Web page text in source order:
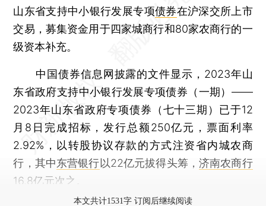
山东省支持中小银行发展专项债券在沪深交所上市
交易，募集资金用于四家城商行和80家农商行的一
级资本补充。
中国债券信息网披露的文件显示，2023年山
东省政府支持中小银行发展专项债券（一期）——
2023年山东省政府专项债券（七十三期）已于12
月8日完成招标，发行总额250亿元，票面利率
2.92%，以转股协议存款的方式注资省内城农商
行，其中东营银行以22亿元拔得头筹，济南农商行
16.8亿元次之。
本文共计1531字 订阅后继续阅读